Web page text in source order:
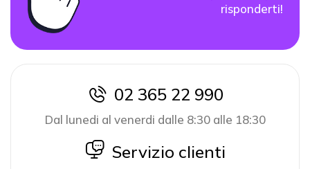
risponderti!
icon
02 365 22 990
Dal lunedi al venerdi dalle 8:30 alle 18:30
icon
Servizio clienti